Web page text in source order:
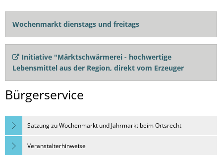
Wochenmarkt dienstags und freitags
Initiative "Märktschwärmerei - hochwertige
Lebensmittel aus der Region, direkt vom Erzeuger
Bürgerservice
Satzung zu Wochenmarkt und Jahrmarkt beim Ortsrecht
Veranstalterhinweise